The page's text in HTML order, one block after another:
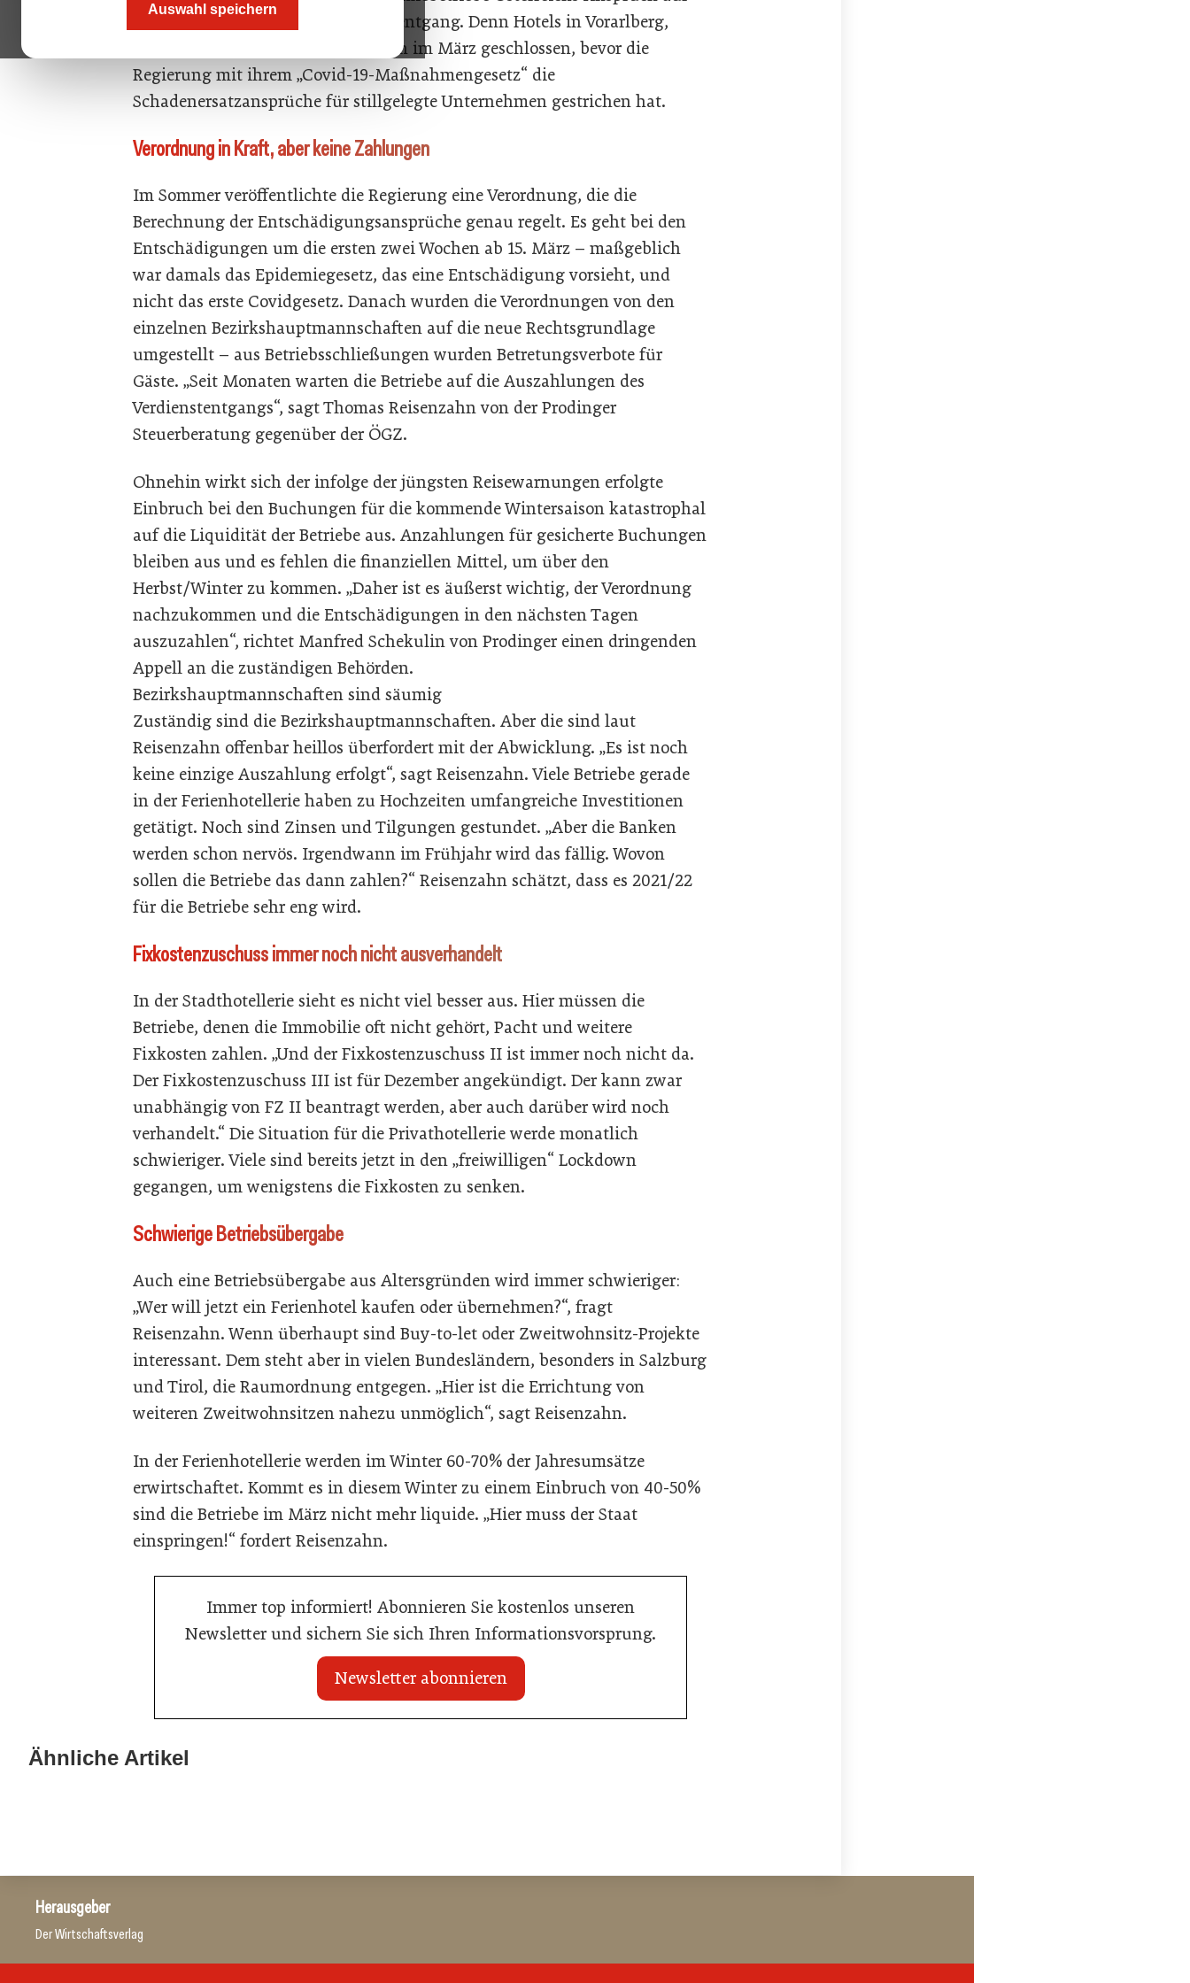
Auswahl speichern
Entschädigung für ihren Verdienstentgang. Denn Hotels in Vorarlberg,
Tirol, Salzburg und Kärnten wurden im März geschlossen, bevor die
Regierung mit ihrem „Covid-19-Maßnahmengesetz“ die
Schadenersatzansprüche für stillgelegte Unternehmen gestrichen hat.
Verordnung in Kraft, aber keine Zahlungen
Im Sommer veröffentlichte die Regierung eine Verordnung, die die
Berechnung der Entschädigungsansprüche genau regelt. Es geht bei den
Entschädigungen um die ersten zwei Wochen ab 15. März – maßgeblich
war damals das Epidemiegesetz, das eine Entschädigung vorsieht, und
nicht das erste Covidgesetz. Danach wurden die Verordnungen von den
einzelnen Bezirkshauptmannschaften auf die neue Rechtsgrundlage
umgestellt – aus Betriebsschließungen wurden Betretungsverbote für
Gäste. „Seit Monaten warten die Betriebe auf die Auszahlungen des
Verdienstentgangs“, sagt Thomas Reisenzahn von der Prodinger
Steuerberatung gegenüber der ÖGZ.
Ohnehin wirkt sich der infolge der jüngsten Reisewarnungen erfolgte
Einbruch bei den Buchungen für die kommende Wintersaison katastrophal
auf die Liquidität der Betriebe aus. Anzahlungen für gesicherte Buchungen
bleiben aus und es fehlen die finanziellen Mittel, um über den
Herbst/Winter zu kommen. „Daher ist es äußerst wichtig, der Verordnung
nachzukommen und die Entschädigungen in den nächsten Tagen
auszuzahlen“, richtet Manfred Schekulin von Prodinger einen dringenden
Appell an die zuständigen Behörden.
Bezirkshauptmannschaften sind säumig
Zuständig sind die Bezirkshauptmannschaften. Aber die sind laut
Reisenzahn offenbar heillos überfordert mit der Abwicklung. „Es ist noch
keine einzige Auszahlung erfolgt“, sagt Reisenzahn. Viele Betriebe gerade
in der Ferienhotellerie haben zu Hochzeiten umfangreiche Investitionen
getätigt. Noch sind Zinsen und Tilgungen gestundet. „Aber die Banken
werden schon nervös. Irgendwann im Frühjahr wird das fällig. Wovon
sollen die Betriebe das dann zahlen?“ Reisenzahn schätzt, dass es 2021/22
für die Betriebe sehr eng wird.
Fixkostenzuschuss immer noch nicht ausverhandelt
In der Stadthotellerie sieht es nicht viel besser aus. Hier müssen die
Betriebe, denen die Immobilie oft nicht gehört, Pacht und weitere
Fixkosten zahlen. „Und der Fixkostenzuschuss II ist immer noch nicht da.
Der Fixkostenzuschuss III ist für Dezember angekündigt. Der kann zwar
unabhängig von FZ II beantragt werden, aber auch darüber wird noch
verhandelt.“ Die Situation für die Privathotellerie werde monatlich
schwieriger. ­Viele sind bereits jetzt in den „freiwilligen“ Lockdown
gegangen, um wenigstens die Fixkosten zu senken.
Schwierige Betriebsübergabe
Auch eine Betriebsübergabe aus ­Altersgründen wird immer schwieriger:
„Wer will jetzt ein Ferienhotel kaufen oder übernehmen?“, fragt
Reisenzahn. Wenn überhaupt sind Buy-to-let oder Zweitwohnsitz-Projekte
interessant. Dem steht aber in vielen Bundesländern, besonders in Salzburg
und Tirol, die Raumordnung entgegen. „Hier ist die Errichtung von
weiteren Zweitwohnsitzen nahezu unmöglich“, sagt Reisenzahn.
In der Ferienhotellerie werden im Winter 60-70% der Jahresumsätze
erwirtschaftet. Kommt es in diesem Winter zu einem Einbruch von 40-50%
sind die Betriebe im März nicht mehr liquide. „Hier muss der Staat
einspringen!“ fordert Reisenzahn.
Immer top informiert! Abonnieren Sie kostenlos unseren
Newsletter und sichern Sie sich Ihren Informationsvorsprung.
Newsletter abonnieren
Ähnliche Artikel
Land Steiermark startet
Herausgeber
Der Wirtschaftsverlag